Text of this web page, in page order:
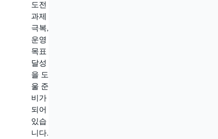
도전
과제
극복,
운영
목표
달성
을 도
울 준
비가
되어
있습
니다.